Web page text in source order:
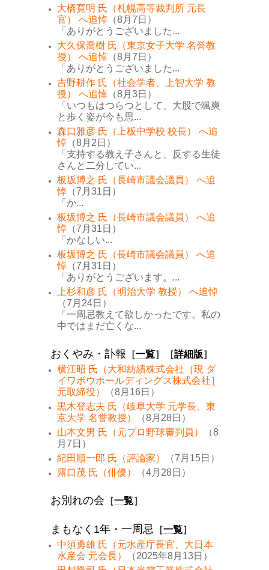
大橋寛明 氏（札幌高等裁判所 元長
官） へ追悼 （8月7日）
「ありがとうございました...
大久保喬樹 氏（東京女子大学 名誉教
授） へ追悼 （8月7日）
「ありがとうございました...
吉野耕作 氏（社会学者、上智大学 教
授） へ追悼 （8月3日）
「いつもはつらつとして、大股で颯爽
と歩く姿が今も思...
森口雅彦 氏（上板中学校 校長） へ追
悼 （8月2日）
「支持する教え子さんと、反する生徒
さんと二分してい...
板坂博之 氏（長崎市議会議員） へ追
悼 （7月31日）
「か...
板坂博之 氏（長崎市議会議員） へ追
悼 （7月31日）
「かなしい...
板坂博之 氏（長崎市議会議員） へ追
悼 （7月31日）
「ありがとうございます。...
上杉和彦 氏（明治大学 教授） へ追悼
（7月24日）
「一周忌教えて欲しかったです。私の
中ではまだ亡くな...
おくやみ・訃報 ［一覧］［詳細版］
横江昭 氏（大和紡績株式会社［現 ダ
イワボウホールディングス株式会社］
元取締役）
（8月16日）
黒木登志夫 氏（岐阜大学 元学長、東
京大学 名誉教授）
（8月28日）
山本文男 氏（元プロ野球審判員）
（8
月7日）
紀田順一郎 氏（評論家）
（7月15日）
露口茂 氏（俳優）
（4月28日）
お別れの会 ［一覧］
まもなく1年・一周忌 ［一覧］
中須勇雄 氏（元水産庁長官、大日本
水産会 元会長）
（2025年8月13日）